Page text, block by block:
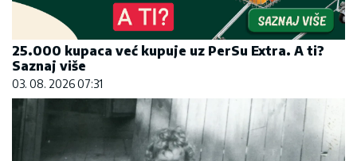
25.000 kupaca već kupuje uz PerSu Extra. A ti?
Saznaj više
03. 08. 2026 07:31